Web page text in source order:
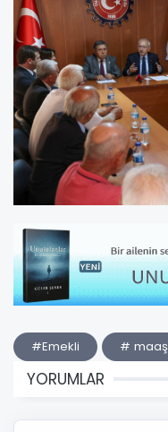
#Emekli # maaş
YORUMLAR